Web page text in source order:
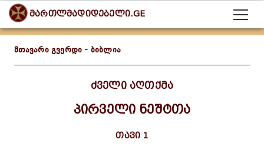
მართლმადიდებელი.GE
მთავარი გვერდი - ბიბლია
ძველი აღთქმა
პირველი ნეშტთა
თავი 1